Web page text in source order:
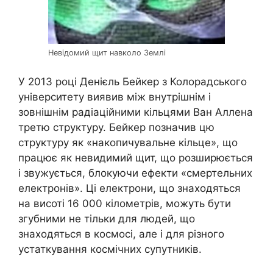
Невідомий щит навколо Землі
У 2013 році Денієль Бейкер з Колорадського
університету виявив між внутрішнім і
зовнішнім радіаційними кільцями Ван Аллена
третю структуру. Бейкер позначив цю
структуру як «накопичувальне кільце», що
працює як невидимий щит, що розширюється
і звужується, блокуючи ефекти «смертельних
електронів». Ці електрони, що знаходяться
на висоті 16 000 кілометрів, можуть бути
згубними не тільки для людей, що
знаходяться в космосі, але і для різного
устаткування космічних супутників.